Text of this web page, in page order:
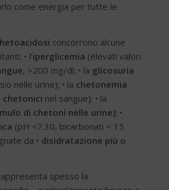
come energia per tutte le
concorrono alcune
• l’iperglicemia (elevati valori
>200 mg/dl; • la glicosuria
nelle urine); • la chetonemia
chetonici nel sangue); • la
di chetoni nelle urine); •
(pH <7.30, bicarbonati < 15
da • disidratazione più o
spesso la